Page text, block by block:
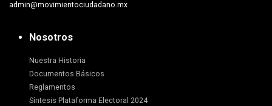
admin@movimientociudadano.mx
Nosotros
Nuestra Historia
Documentos Básicos
Reglamentos
Síntesis Plataforma Electoral 2024